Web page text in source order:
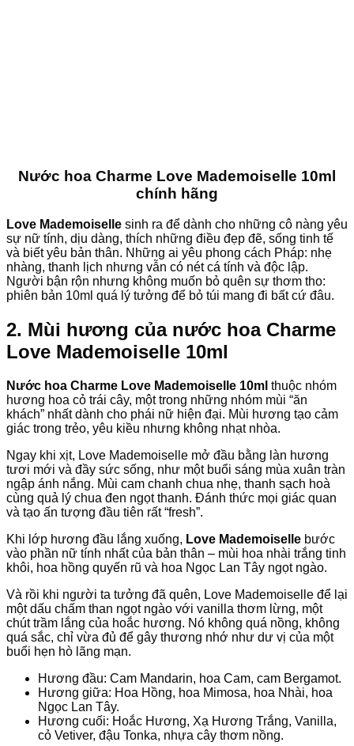
Nước hoa Charme Love Mademoiselle 10ml
chính hãng
Love Mademoiselle sinh ra để dành cho những cô nàng yêu
sự nữ tính, dịu dàng, thích những điều đẹp đẽ, sống tinh tế
và biết yêu bản thân. Những ai yêu phong cách Pháp: nhẹ
nhàng, thanh lịch nhưng vẫn có nét cá tính và độc lập.
Người bận rộn nhưng không muốn bỏ quên sự thơm tho:
phiên bản 10ml quá lý tưởng để bỏ túi mang đi bất cứ đâu.
2. Mùi hương của nước hoa Charme
Love Mademoiselle 10ml
Nước hoa Charme Love Mademoiselle 10ml thuộc nhóm
hương hoa cỏ trái cây, một trong những nhóm mùi “ăn
khách” nhất dành cho phái nữ hiện đại. Mùi hương tạo cảm
giác trong trẻo, yêu kiều nhưng không nhạt nhòa.
Ngay khi xịt, Love Mademoiselle mở đầu bằng làn hương
tươi mới và đầy sức sống, như một buổi sáng mùa xuân tràn
ngập ánh nắng. Mùi cam chanh chua nhẹ, thanh sạch hoà
cùng quả lý chua đen ngọt thanh. Đánh thức mọi giác quan
và tạo ấn tượng đầu tiên rất “fresh”.
Khi lớp hương đầu lắng xuống, Love Mademoiselle bước
vào phần nữ tính nhất của bản thân – mùi hoa nhài trắng tinh
khôi, hoa hồng quyến rũ và hoa Ngọc Lan Tây ngọt ngào.
Và rồi khi người ta tưởng đã quên, Love Mademoiselle để lại
một dấu chấm than ngọt ngào với vanilla thơm lừng, một
chút trầm lắng của hoắc hương. Nó không quá nồng, không
quá sắc, chỉ vừa đủ để gây thương nhớ như dư vị của một
buổi hẹn hò lãng mạn.
Hương đầu: Cam Mandarin, hoa Cam, cam Bergamot.
Hương giữa: Hoa Hồng, hoa Mimosa, hoa Nhài, hoa
Ngọc Lan Tây.
Hương cuối: Hoắc Hương, Xạ Hương Trắng, Vanilla,
cỏ Vetiver, đậu Tonka, nhựa cây thơm nồng.